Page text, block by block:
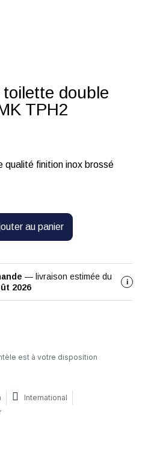
double
TPH2
Porte-papier design de qualité finition inox brossé
au panier
— livraison estimée du
2026
i
est à votre disposition
International